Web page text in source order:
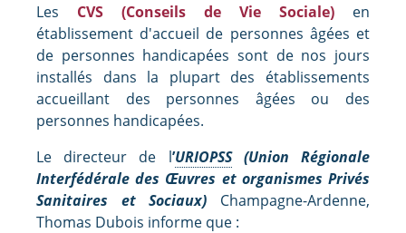
Les CVS (Conseils de Vie Sociale) en
établissement d'accueil de personnes âgées et
de personnes handicapées sont de nos jours
installés dans la plupart des établissements
accueillant des personnes âgées ou des
personnes handicapées.
Le directeur de l’URIOPSS(Union Régionale
Interfédérale des Œuvres et organismes Privés
Sanitaires et Sociaux) Champagne-Ardenne,
Thomas Dubois informe que :